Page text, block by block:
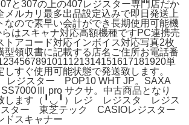
と307の上の407レジスター専門店だか
メルカリ最多出品設定込みで即日発送上
なので素早い会計ができ長期使用可能機
はスキャナ対応高額機種ですPC連携売
トアコード対応インボイス対応写真2枚
型領収書に記載する店名ご住所お電話番
単
すぐ使用可能状態で発送致します。
レジスター POP10 WHT JP。SAXA
pro サクサ。中古商品となり
します（╹◡╹）レジ レジスタ レジス
スター 東芝テック CASIOレジスター
スキャナー